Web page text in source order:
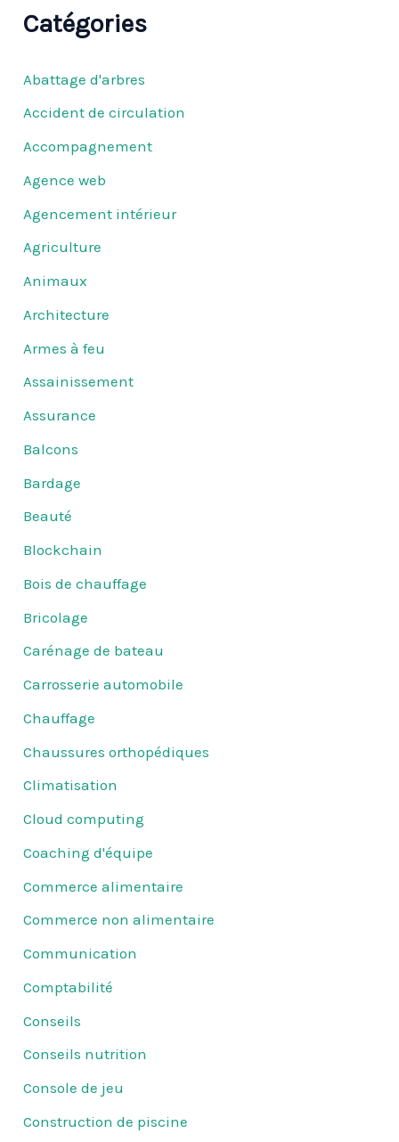
Catégories
Abattage d'arbres
Accident de circulation
Accompagnement
Agence web
Agencement intérieur
Agriculture
Animaux
Architecture
Armes à feu
Assainissement
Assurance
Balcons
Bardage
Beauté
Blockchain
Bois de chauffage
Bricolage
Carénage de bateau
Carrosserie automobile
Chauffage
Chaussures orthopédiques
Climatisation
Cloud computing
Coaching d'équipe
Commerce alimentaire
Commerce non alimentaire
Communication
Comptabilité
Conseils
Conseils nutrition
Console de jeu
Construction de piscine